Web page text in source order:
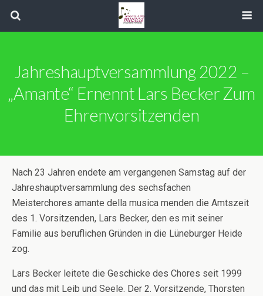
Jahreshauptversammlung 2022 –
„amante“ Ernennt Lars Becker Zum
Ehrenvorsitzenden
Nach 23 Jahren endete am vergangenen Samstag auf der
Jahreshauptversammlung des sechsfachen
Meisterchores amante della musica menden die Amtszeit
des 1. Vorsitzenden, Lars Becker, den es mit seiner
Familie aus beruflichen Gründen in die Lüneburger Heide
zog.
Lars Becker leitete die Geschicke des Chores seit 1999
und das mit Leib und Seele. Der 2. Vorsitzende, Thorsten